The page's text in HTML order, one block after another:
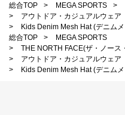
総合TOP
> MEGA SPORTS >
>
アウトドア・カジュアルウェア
>
Kids Denim Mesh Hat (デニム
総合TOP
>
MEGA SPORTS
>
THE NORTH FACE(ザ・ノース
>
アウトドア・カジュアルウェア
>
Kids Denim Mesh Hat (デニム